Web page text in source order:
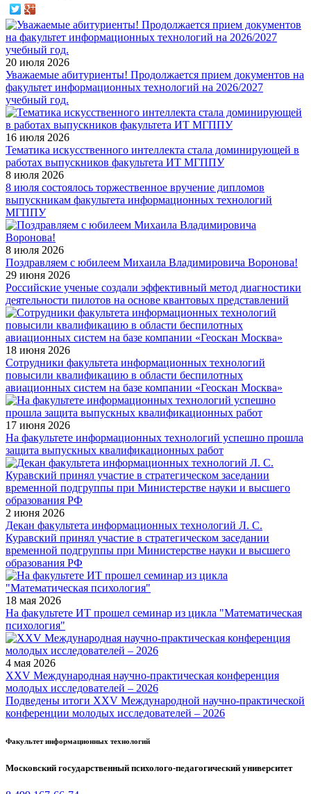
20 июля 2026
Уважаемые абитуриенты! Продолжается прием документов на
факультет информационных технологий на 2026/2027
учебный год.
16 июля 2026
Тематика искусственного интеллекта стала доминирующей в
работах выпускников факультета ИТ МГППУ
8 июля 2026
8 июля состоялось торжественное вручение дипломов
выпускникам факультета информационных технологий
МГППУ
8 июля 2026
Поздравляем с юбилеем Михаила Владимировича Воронова!
29 июня 2026
Российские ученые создали эффективный метод диагностики
деятельности пилотов на основе квантовых представлений
18 июня 2026
Сотрудники факультета информационных технологий
повысили квалификацию в области беспилотных
авиационных систем на базе компании «Геоскан Москва»
17 июня 2026
На факультете информационных технологий успешно прошла
защита выпускных квалификационных работ
2 июня 2026
Декан факультета информационных технологий Л. С.
Куравский принял участие в стратегическом заседании
временной подгруппы при Министерстве науки и высшего
образования РФ
18 мая 2026
На факультете ИТ прошел семинар из цикла "Математическая
психология"
4 мая 2026
XXV Международная научно-практическая конференция
молодых исследователей – 2026
Подведены итоги XXV Международной научно-практической
конференции молодых исследователей – 2026
Факультет информационных технологий
Московский государственный психолого-педагогический университет